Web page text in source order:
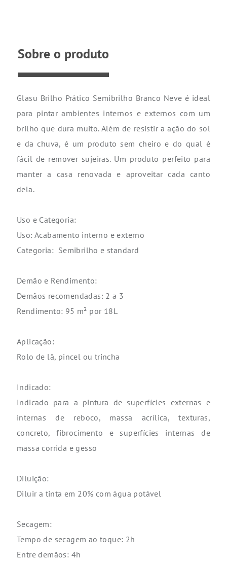
Sobre o produto
Glasu Brilho Prático Semibrilho Branco Neve é ideal
para pintar ambientes internos e externos com um
brilho que dura muito. Além de resistir a ação do sol
e da chuva, é um produto sem cheiro e do qual é
fácil de remover sujeiras. Um produto perfeito para
manter a casa renovada e aproveitar cada canto
dela.
Uso e Categoria:
Uso: Acabamento interno e externo
Categoria: Semibrilho e standard
Demão e Rendimento:
Demãos recomendadas: 2 a 3
Rendimento: 95 m² por 18L
Aplicação:
Rolo de lã, pincel ou trincha
Indicado:
Indicado para a pintura de superfícies externas e
internas de reboco, massa acrílica, texturas,
concreto, fibrocimento e superfícies internas de
massa corrida e gesso
Diluição:
Diluir a tinta em 20% com água potável
Secagem:
Tempo de secagem ao toque: 2h
Entre demãos: 4h